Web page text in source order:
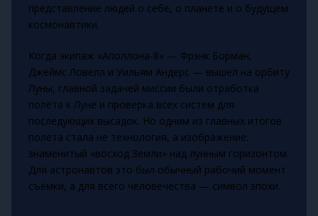
представление людей о себе, о планете и о будущем
космонавтики.
Когда экипаж «Аполлона‑8» — Фрэнк Борман,
Джеймс Ловелл и Уильям Андерс — вышел на орбиту
Луны, главной задачей миссии были отработка
полёта к Луне и проверка всех систем для
последующих высадок. Но одним из главных итогов
полёта стала не технология, а изображение:
знаменитый «восход Земли» над лунным горизонтом.
Для астронавтов это был обычный рабочий момент
съёмки, а для всего человечества — символ эпохи.